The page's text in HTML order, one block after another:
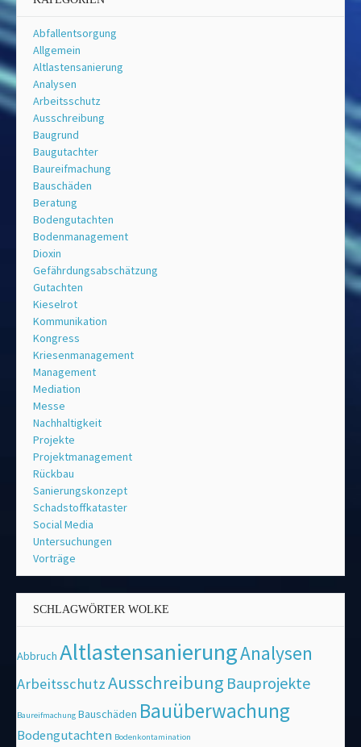
Abfallentsorgung
Allgemein
Altlastensanierung
Analysen
Arbeitsschutz
Ausschreibung
Baugrund
Baugutachter
Baureifmachung
Bauschäden
Beratung
Bodengutachten
Bodenmanagement
Dioxin
Gefährdungsabschätzung
Gutachten
Kieselrot
Kommunikation
Kongress
Kriesenmanagement
Management
Mediation
Messe
Nachhaltigkeit
Projekte
Projektmanagement
Rückbau
Sanierungskonzept
Schadstoffkataster
Social Media
Untersuchungen
Vorträge
SCHLAGWÖRTER WOLKE
Abbruch AltlastensanierungAnalysen
ArbeitsschutzAusschreibung Bauprojekte
Baureifmachung Bauschäden Bauüberwachung
Bodengutachten Bodenkontamination